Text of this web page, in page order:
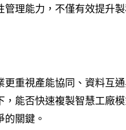
理能力，不僅有效提升
重視產能協同、資料互通
能否快速複製智慧工廠
關鍵。